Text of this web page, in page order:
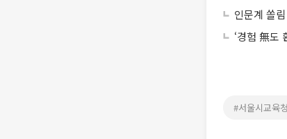
인문계 쏠
‘경험 無도
#서울시교육청